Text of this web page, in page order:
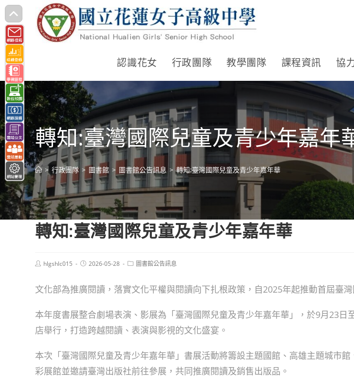
跳
轉
至
主
要
內
容
認識花女 行政團隊 教學團隊 課程資訊 協
轉知:臺灣國際兒童及青少年嘉年
> 行政團隊 > 圖書館 > 圖書館公告訊息 > 轉知:臺灣國際兒童及青少年嘉年華
轉知:臺灣國際兒童及青少年嘉年華
Posthlgshlc015
Post2026-05-28
Post圖書館公告訊息
文化部為推廣閱讀，落實文化平權與閱讀向下扎根政策，自2025年起推動首屆臺
本年度書展整合劇場表演、影展為「臺灣國際兒童及青少年嘉年華」，於9月23日
店舉行，打造跨越閱讀、表演與影視的文化盛宴。
本次「臺灣國際兒童及青少年嘉年華」書展活動將籌設主題國館、高雄主題城市
彩展館並邀請臺灣出版社前往參展，共同推廣閱讀及銷售出版品。